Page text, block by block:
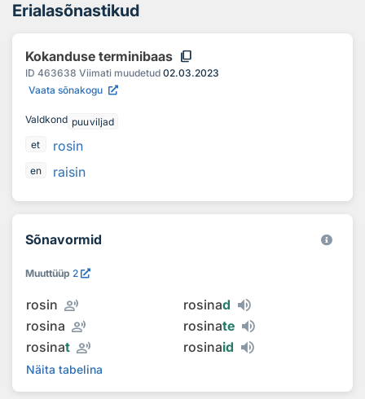
Erialasõnastikud
Kokanduse terminibaas content_copy
ID 463638 Viimati muudetud 02.03.2023
Vaata sõnakogu
Valdkond puuviljad
et
rosin
en raisin
Sõnavormid
Muuttüüp 2
rosin record_voice_over rosinad
rosina record_voice_over rosinate
rosinat record_voice_over rosinaid
Näita tabelina